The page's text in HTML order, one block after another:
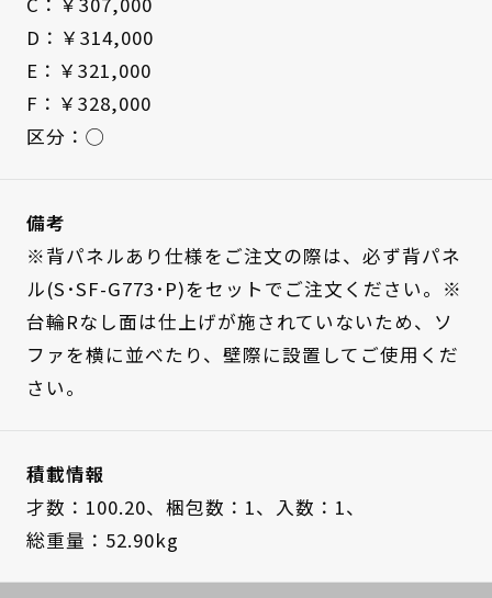
D：￥314,000
E：￥321,000
F：￥328,000
区分：◯
備考
※背パネルあり仕様をご注文の際は、必ず背パネ
ル(S･SF-G773･P)をセットでご注文ください。※
台輪Rなし面は仕上げが施されていないため、ソ
ファを横に並べたり、壁際に設置してご使用くだ
さい。
積載情報
才数：100.20、 梱包数：1、
入数：1、
総重量：52.90kg